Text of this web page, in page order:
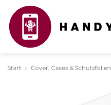
Zum
Inhalt
springen
Start » Cover, Cases & Schutzfolien